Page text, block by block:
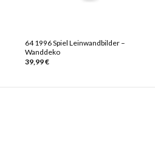
64 1996 Spiel Leinwandbilder –
Wanddeko
39,99€